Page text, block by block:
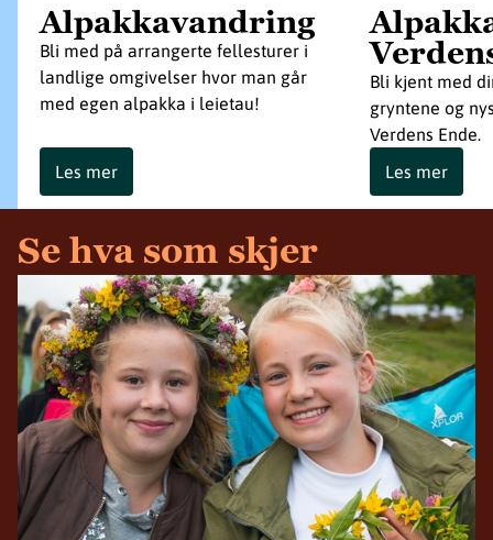
Alpakkavandring
Bli med på arrangerte fellesturer i
landlige omgivelser hvor man går
med egen alpakka i leietau!
Les mer
Bli kjent med
gryntene og
Verdens Ende.
Les mer
Se hva som skjer